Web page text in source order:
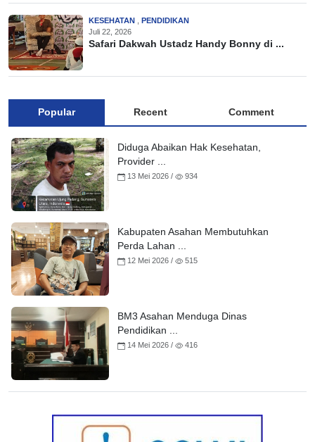
KESEHATAN
PENDIDIKAN
Juli 22, 2026
Safari Dakwah Ustadz Handy Bonny di ...
Popular Recent Comment
Diduga Abaikan Hak Kesehatan,
Provider ...
13 Mei 2026 / 934
Kabupaten Asahan Membutuhkan
Perda Lahan ...
12 Mei 2026 / 515
BM3 Asahan Menduga Dinas
Pendidikan ...
14 Mei 2026 / 416